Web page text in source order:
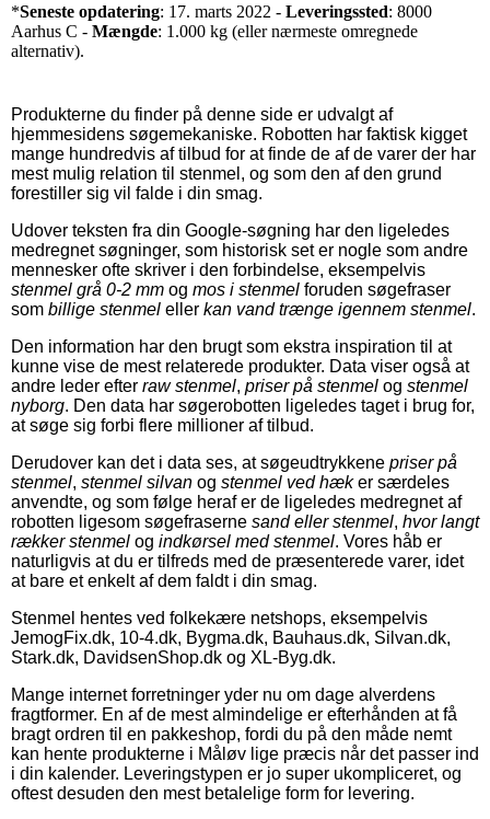
*Seneste opdatering: 17. marts 2022 - Leveringssted: 8000
Aarhus C - Mængde: 1.000 kg (eller nærmeste omregnede
alternativ).
Produkterne du finder på denne side er udvalgt af
hjemmesidens søgemekaniske. Robotten har faktisk kigget
mange hundredvis af tilbud for at finde de af de varer der har
mest mulig relation til stenmel, og som den af den grund
forestiller sig vil falde i din smag.
Udover teksten fra din Google-søgning har den ligeledes
medregnet søgninger, som historisk set er nogle som andre
mennesker ofte skriver i den forbindelse, eksempelvis
stenmel grå 0-2 mm og mos i stenmel foruden søgefraser
som billige stenmel eller kan vand trænge igennem stenmel.
Den information har den brugt som ekstra inspiration til at
kunne vise de mest relaterede produkter. Data viser også at
andre leder efter raw stenmel, priser på stenmel og stenmel
nyborg. Den data har søgerobotten ligeledes taget i brug for,
at søge sig forbi flere millioner af tilbud.
Derudover kan det i data ses, at søgeudtrykkene priser på
stenmel, stenmel silvan og stenmel ved hæker særdeles
anvendte, og som følge heraf er de ligeledes medregnet af
robotten ligesom søgefraserne sand eller stenmel, hvor langt
rækker stenmel og indkørsel med stenmel. Vores håb er
naturligvis at du er tilfreds med de præsenterede varer, idet
at bare et enkelt af dem faldt i din smag.
Stenmel hentes ved folkekære netshops, eksempelvis
JemogFix.dk, 10-4.dk, Bygma.dk, Bauhaus.dk, Silvan.dk,
Stark.dk, DavidsenShop.dk og XL-Byg.dk.
Mange internet forretninger yder nu om dage alverdens
fragtformer. En af de mest almindelige er efterhånden at få
bragt ordren til en pakkeshop, fordi du på den måde nemt
kan hente produkterne i Måløv lige præcis når det passer ind
i din kalender. Leveringstypen er jo super ukompliceret, og
oftest desuden den mest betalelige form for levering.